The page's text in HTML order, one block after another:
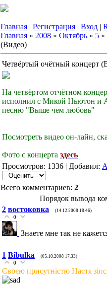
Главная | Регистрация | Вход |
Главная » 2008 » Октябрь » 5 »
(Видео)
Четвёртый очётный концерт
На четвёртом отчётном
исполнил с Микой Ньютон и
песню "Выше чем любовь"
Посмотреть видео он-лайн,
Фото с концерта здесь
Просмотров: 1336 | Добавил:
Всего комментариев: 2
Порядок вывода
2 востоковка (14.12.2008 18.46)
0
Знаете мне так не
1 Bibulka (05.10.2008 17.33)
0
Своєю присутністю Настя